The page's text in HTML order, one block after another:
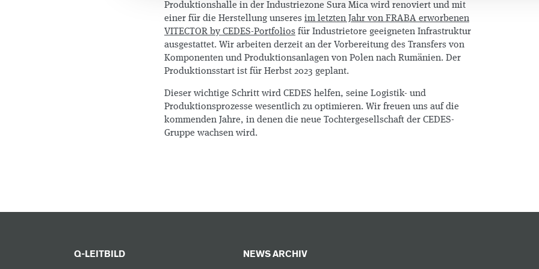
Produktionshalle in der Industriezone Sura Mica wird renoviert und mit
einer für die Herstellung unseres im letzten Jahr von FRABA erworbenen
VITECTOR by CEDES-Portfolios für Industrietore geeigneten Infrastruktur
ausgestattet. Wir arbeiten derzeit an der Vorbereitung des Transfers von
Komponenten und Produktionsanlagen von Polen nach Rumänien. Der
Produktionsstart ist für Herbst 2023 geplant.
Dieser wichtige Schritt wird CEDES helfen, seine Logistik- und
Produktionsprozesse wesentlich zu optimieren. Wir freuen uns auf die
kommenden Jahre, in denen die neue Tochtergesellschaft der CEDES-
Gruppe wachsen wird.
Q-LEITBILD NEWS ARCHIV